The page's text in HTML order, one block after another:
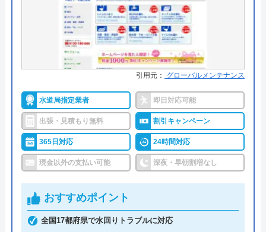
株式会社生活救急車
楯広長
〒460-0008
名古屋市中区栄1丁目14-15
対応エリア 全国（一部地域を除く）
●保証・保険 ―
詳細は公式HPでご確認ください
おたすけステーション365がおすすめの理由
おたすけステーション365は、株式会社リマドが運
営する年中無休体制で緊急駆けつけ修理をおこなう
水まわりトラブル解決のサービスです。
全国統一価格で、北は北海道から南は熊本県まで対
応します。
見積もりは無料ですので、まずはお電話でご相談く
ださい。
引用元： グローバルメンテナンス
水道局指定業者 即日対応可能
出張・見積もり無料 割引キャンペーン
365日対応 24時間対応
現金以外の支払い可能 深夜・早朝割増なし
おすすめポイント
全国17都府県で水回りトラブルに対応